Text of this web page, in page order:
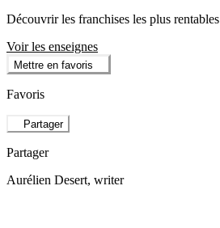
Découvrir les franchises les plus rentables
Voir les enseignes
Mettre en favoris
Favoris
Partager
Partager
Aurélien Desert, writer